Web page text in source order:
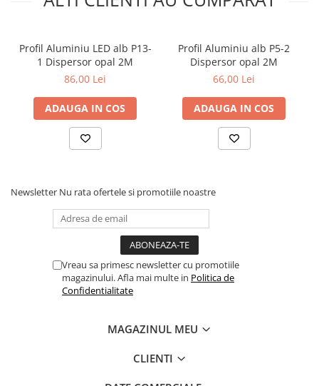
Culoare: alb
PROFIL LED DIN ALUMINIU P4-1 -
Profil Aluminiu LED alb P13-
1 Dispersor opal 2M
86,00 Lei
ADAUGA IN COS
Profil Aluminiu alb P5-2
Dispersor opal 2M
66,00 Lei
ADAUGA IN COS
Newsletter Nu rata ofertele si promotiile noastre
Vreau sa primesc newsletter cu promotiile
magazinului. Afla mai multe in Politica de
Confidentialitate
MAGAZINUL MEU
CLIENTI